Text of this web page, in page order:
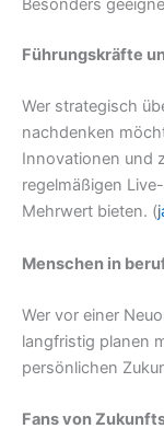
Besonders
Führungskräfte
Wer strategisch
nachdenken
Innovationen und
regelmäßigen
Mehrwert bieten. (
Menschen in
Wer vor einer
langfristig planen
persönlichen
Fans von